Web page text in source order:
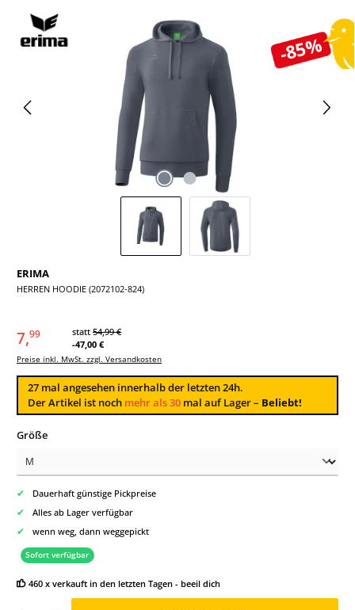
-85%
Bildergalerie überspringen
ERIMA
HERREN HOODIE (2072102-824)
7,99 statt 54,99 €
-47,00 €
Preise inkl. MwSt. zzgl. Versandkosten
27 mal angesehen innerhalb der letzten 24h.
Der Artikel ist noch mehr als 30 mal auf Lager – Beliebt!
Größeauswählen
✔ Dauerhaft günstige Pickpreise
✔ Alles ab Lager verfügbar
✔ wenn weg, dann weggepickt
Sofort verfügbar
460 x verkauft in den letzten Tagen - beeil dich